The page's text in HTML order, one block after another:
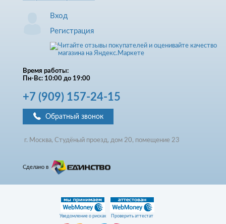
Вход
Регистрация
Время работы:
Пн-Вс: 10:00 до 19:00
+7 (909) 157-24-15
Обратный звонок
г. Москва, Студёный проезд, дом 20, помещение 23
Сделано в
Уведомление о рисках Проверить аттестат